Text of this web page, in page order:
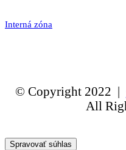
Interná zóna
© Copyright 2022 |
All
Spravovať súhlas